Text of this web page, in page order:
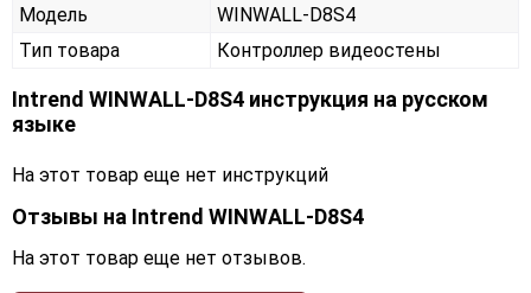
Модель
WINWALL-D8S4
Тип товара
Контроллер видеостены
Intrend WINWALL-D8S4 инструкция на русском
языке
На этот товар еще нет инструкций
Отзывы на Intrend WINWALL-D8S4
На этот товар еще нет отзывов.